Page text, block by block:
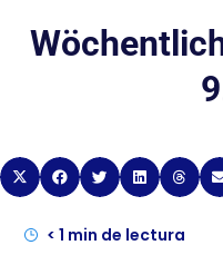
< 1 min de lectura